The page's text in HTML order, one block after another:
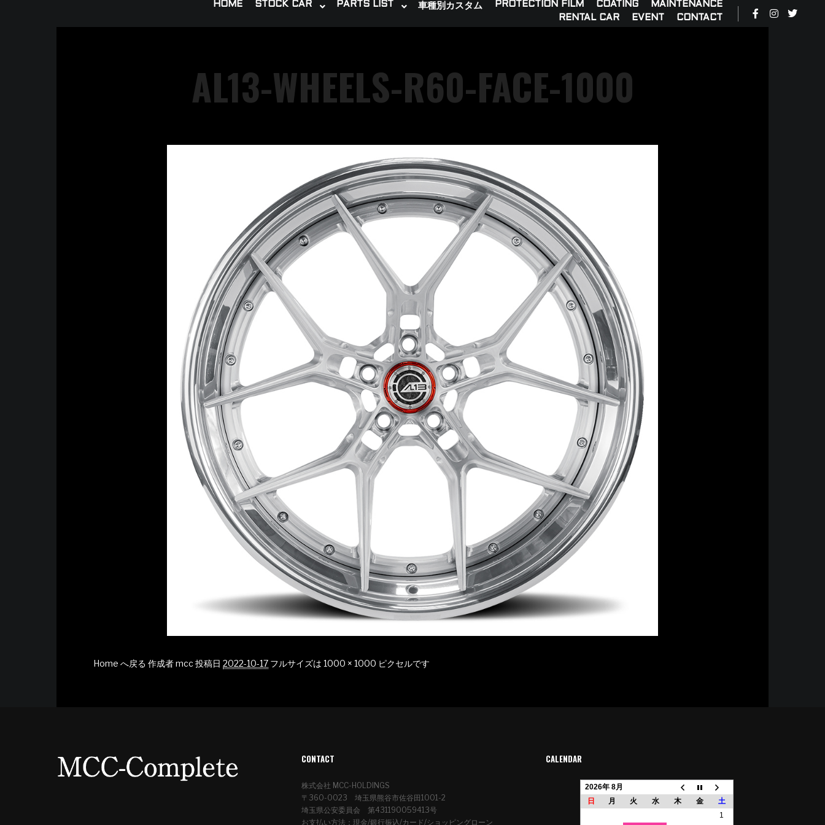
HOME STOCK CAR PARTS LIST 車種別カスタム PROTECTION FILM COATING
MAINTENANCE
RENTAL CAR
EVENT CONTACT
AL13-WHEELS-R60-FACE-1000
Home へ戻る 作成者mcc投稿日 2022-10-17 フルサイズは 1000 × 1000 ピクセルです
CONTACT
株式会社 MCC-HOLDINGS
〒360-0023 埼玉県熊谷市佐谷田1001-2
埼玉県公安委員会 第431190059413号
お支払い方法：現金/銀行振込/カード/ショッピングローン
CALENDAR
2026年 8月
日
月 火 水 木 金
土
1